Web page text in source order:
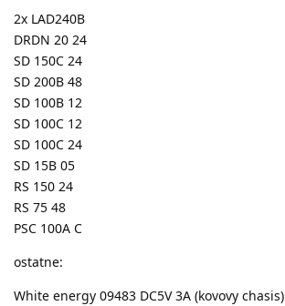
2x LAD240B
DRDN 20 24
SD 150C 24
SD 200B 48
SD 100B 12
SD 100C 12
SD 100C 24
SD 15B 05
RS 150 24
RS 75 48
PSC 100A C
ostatne:
White energy 09483 DC5V 3A (kovovy chasis)